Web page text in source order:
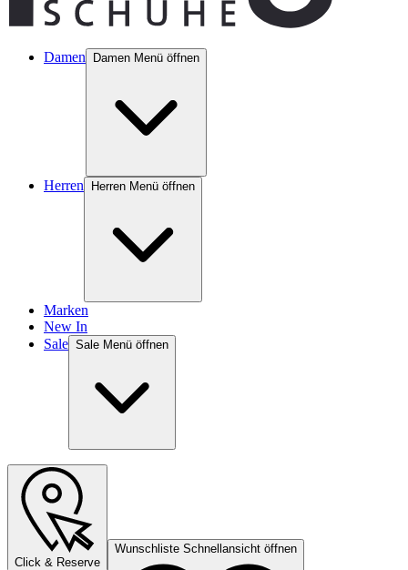
Damen Damen Menü öffnen
Herren Herren Menü öffnen
Marken
New In
Sale Sale Menü öffnen
Click & Reserve
Wunschliste Schnellansicht öffnen